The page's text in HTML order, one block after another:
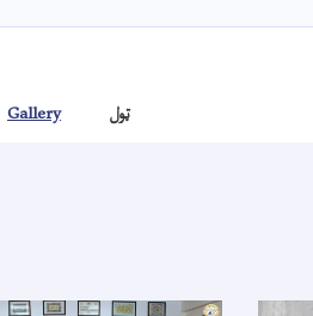
ټول Gallery